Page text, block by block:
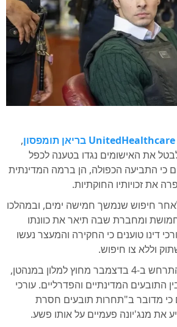
,
את האישומים נגדו בטענה לכפל
כי התביעה הכפולה, הן ברמה המדינתית
את זכויותיו החוקתיות.
26, נעצר לאחר חיפוש שנמשך חמישה ימים, ובמהלכו
9 מ"מ, תחמושת ומחברת שבה תיאר את כוונתו
דינו טוענים כי החקירה והמעצר נעשו
וללא צו חיפוש.
הרצח של תומפסון, שהתרחש ב-4 בדצמבר מחוץ למלון במנהטן,
התובעים המדינתיים והפדרליים. עורכי
כי מדובר ב"תחרות תובעים חסרת
מנג'יונה פעמיים על אותו פשע.